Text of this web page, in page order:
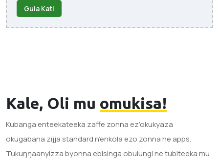
Gula Kati
Kale, Oli mu omukisa!
Kubanga enteekateeka zaffe zonna ez’okukyaza
okugabana zijja standard n’enkola ezo zonna ne apps.
Tukuŋŋaanyizza byonna ebisinga obulungi ne tubiteeka mu